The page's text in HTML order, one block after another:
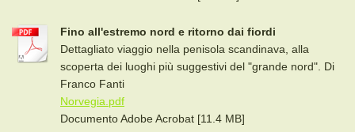
Fino all'estremo nord e ritorno dai fiordi
Dettagliato viaggio nella penisola scandinava, alla
scoperta dei luoghi più suggestivi del "grande nord". Di
Franco Fanti
Norvegia.pdf
Documento Adobe Acrobat [11.4 MB]